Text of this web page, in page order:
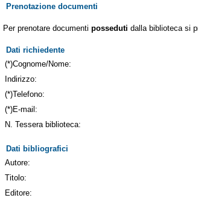
Prenotazione documenti
Per prenotare documenti posseduti dalla biblioteca si
Dati richiedente
(*)Cognome/Nome:
Indirizzo:
(*)Telefono:
(*)E-mail:
N. Tessera biblioteca:
Dati bibliografici
Autore:
Titolo:
Editore: